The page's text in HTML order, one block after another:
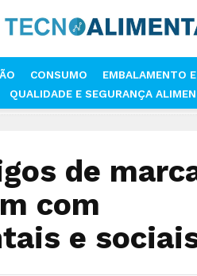
CONSUMO
EMBALAMENTO
QUALIDADE E SEGURANÇA
DE MARCA PRÓPRIA DO LIDL
de
com
e